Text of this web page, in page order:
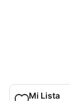
Mi Lista